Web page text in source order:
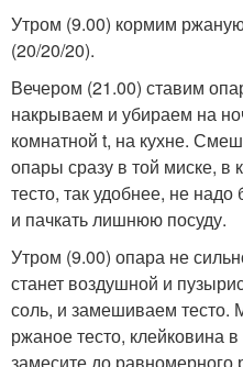
Утром (9.00) кормим
(20/20/20).
Вечером (21.00) ставим
накрываем и убираем на
комнатной t, на кухне.
опары сразу в той миске, в
тесто, так удобнее, не
и пачкать лишнюю посуду.
Утром (9.00) опара не
станет воздушной и
соль, и замешиваем тесто.
ржаное тесто, клейковина
замесите до равномерного